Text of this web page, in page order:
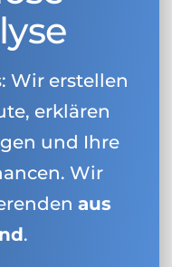
Wir erstellen
erklären
und Ihre
Wir
aus
.